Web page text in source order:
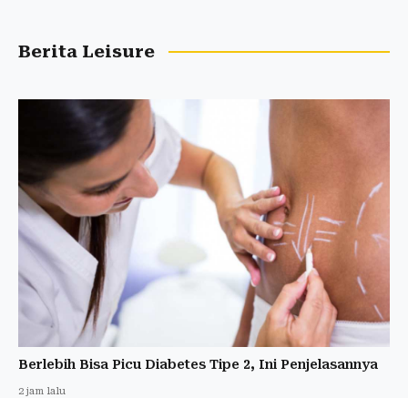
Berita Leisure
Berlebih Bisa Picu Diabetes Tipe 2, Ini Penjelasannya
2 jam lalu